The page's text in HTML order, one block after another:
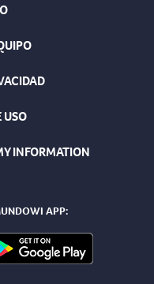
USO
INFORMATION
APP: